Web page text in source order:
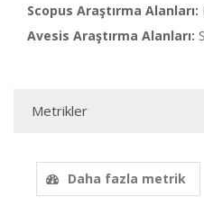
Scopus Araştırma Alanları:
Avesis Araştırma Alanları:
Metrikler
Daha fazla metrik